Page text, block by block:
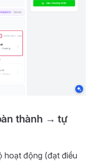
thành → tự
hoạt động (đạt điều